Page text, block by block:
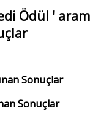
Ödül '
Sonuçlar
Sonuçlar